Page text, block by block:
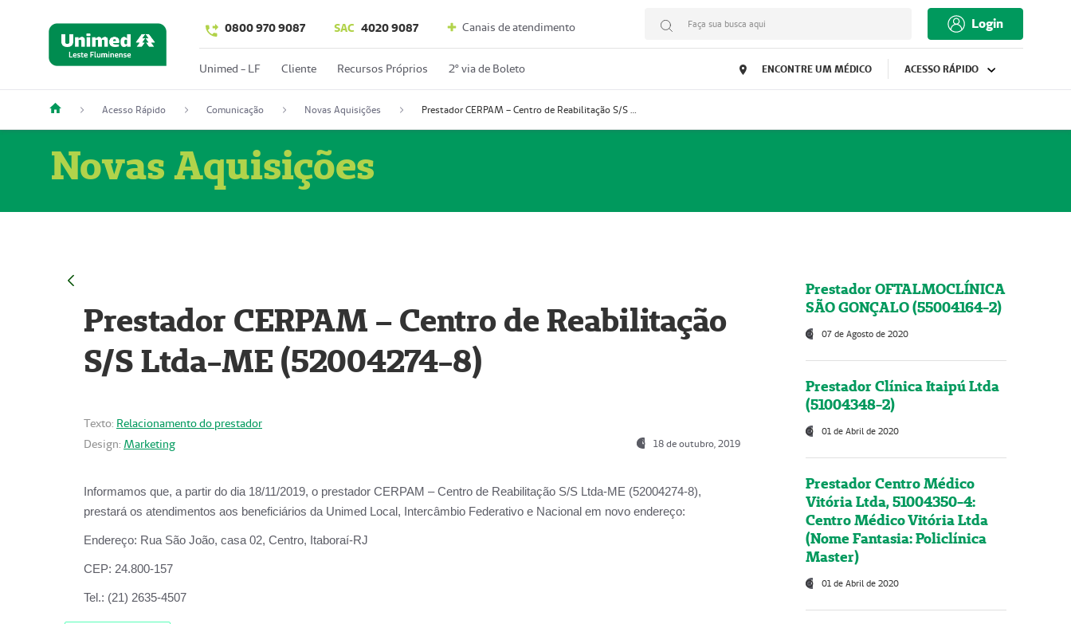
0800 970 9087 SAC 4020 9087 Canais de atendimento Faça sua busca aqui Login
Unimed - LF Cliente Recursos Próprios 2º via de Boleto ENCONTRE UM MÉDICO ACESSO RÁPIDO
Acesso Rápido Comunicação Novas Aquisições Prestador CERPAM – Centro de Reabilitação S/S Ltda-ME (52004274-8)
Novas Aquisições
Prestador CERPAM – Centro de Reabilitação
S/S Ltda-ME (52004274-8)
Texto: Relacionamento do prestador
Design: Marketing 18 de outubro, 2019
Informamos que, a partir do dia 18/11/2019, o prestador CERPAM – Centro de Reabilitação S/S Ltda-ME (52004274-8),
prestará os atendimentos aos beneficiários da Unimed Local, Intercâmbio Federativo e Nacional em novo endereço:
Endereço: Rua São João, casa 02, Centro, Itaboraí-RJ
CEP: 24.800-157
Tel.: (21) 2635-4507
Prestador OFTALMOCLÍNICA
SÃO GONÇALO (55004164-2)
07 de Agosto de 2020
Prestador Clínica Itaipú Ltda
(51004348-2)
01 de Abril de 2020
Prestador Centro Médico
Vitória Ltda, 51004350-4:
Centro Médico Vitória Ltda
(Nome Fantasia: Policlínica
Master)
01 de Abril de 2020